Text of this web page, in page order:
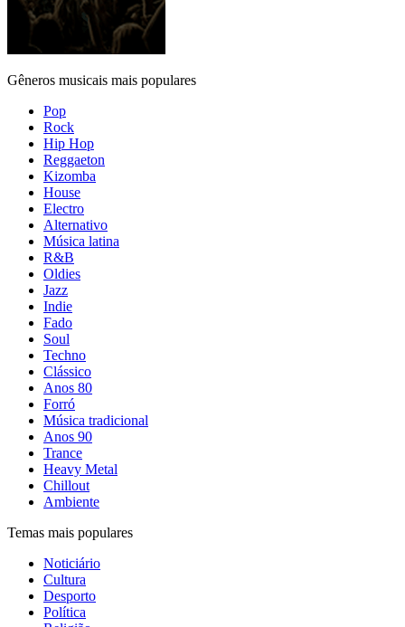
Gêneros musicais mais populares
Pop
Rock
Hip Hop
Reggaeton
Kizomba
House
Electro
Alternativo
Música latina
R&B
Oldies
Jazz
Indie
Fado
Soul
Techno
Clássico
Anos 80
Forró
Música tradicional
Anos 90
Trance
Heavy Metal
Chillout
Ambiente
Temas mais populares
Noticiário
Cultura
Desporto
Política